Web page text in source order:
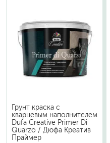
Грунт краска с
кварцевым наполнителем
Dufa Creative Primer Di
Quarzo / Дюфа Креатив
Праймер